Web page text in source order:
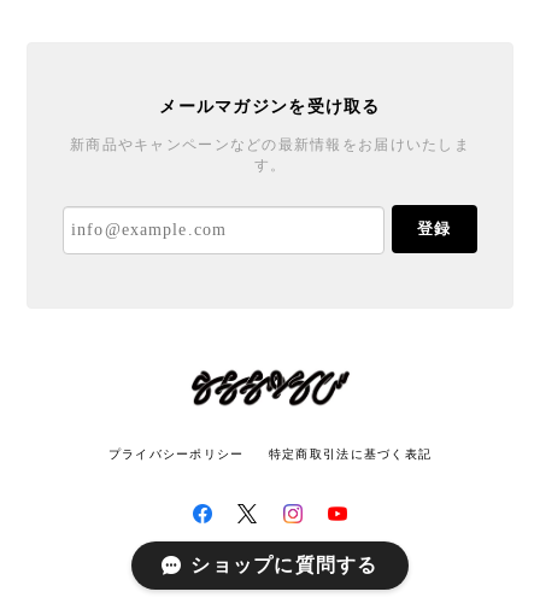
メールマガジンを受け取る
新商品やキャンペーンなどの最新情報をお届けいたしま
す。
登録
プライバシーポリシー 特定商取引法に基づく表記
© LATITUDE All rights reserved.
ショップに質問する